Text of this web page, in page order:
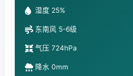
湿度 25%
东南风 5-6级
气压 724hPa
降水 0mm